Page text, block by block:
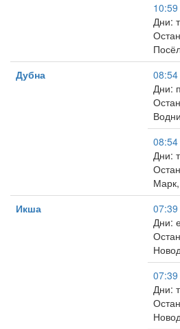
10:59
Дни:
Дубна
08:54
Дни:
08:54
Дни:
Икша
07:39
Дни:
07:39
Дни: